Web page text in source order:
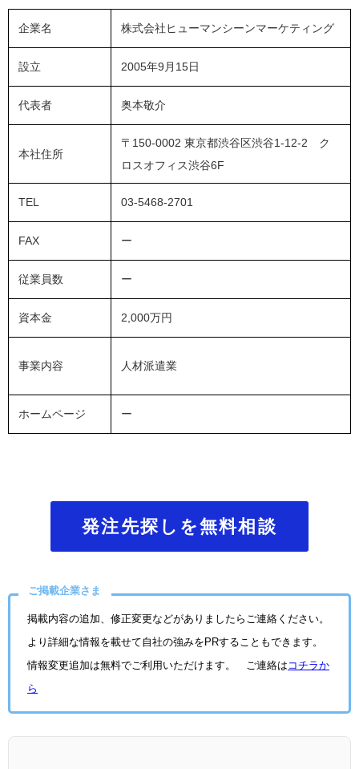
企業名 株式会社ヒューマンシーンマーケティング
設立 2005年9月15日
代表者 奥本敬介
本社住所
〒150-0002 東京都渋谷区渋谷1-12-2 ク
ロスオフィス渋谷6F
TEL 03-5468-2701
FAX ー
従業員数 ー
資本金 2,000万円
事業内容 人材派遣業
ホームページ ー
発注先探しを無料相談
ご掲載企業さま
掲載内容の追加、修正変更などがありましたらご連絡ください。
より詳細な情報を載せて自社の強みをPRすることもできます。
情報変更追加は無料でご利用いただけます。 ご連絡は コチラか
ら